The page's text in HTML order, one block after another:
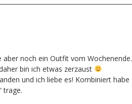
aber noch ein Outfit vom Wochenende.
bin ich etwas zerzaust
und ich liebe es! Kombiniert habe
trage.